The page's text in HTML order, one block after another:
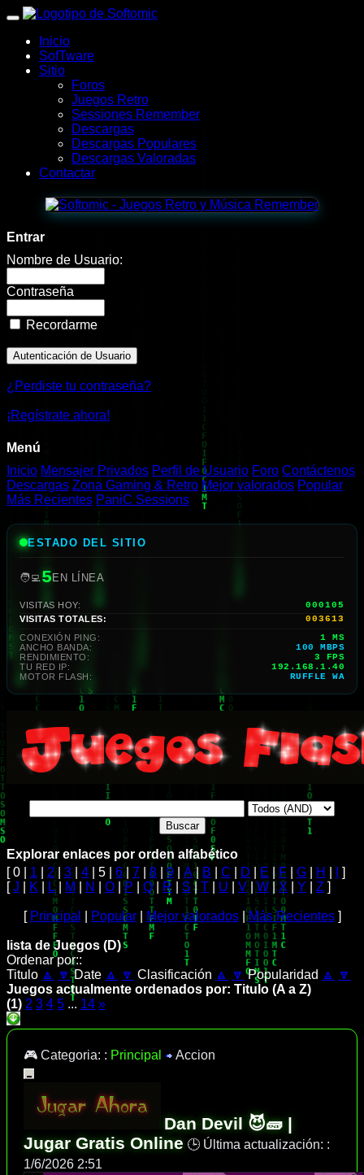
wWw.SofTomiC.org
Zona
Gaming
Retro
lista
de
Juegos
(D)
Inicio
SofTware
Sitio
Foros
Juegos Retro
Sessiones Remember
Descargas
Descargas Populares
Descargas Valoradas
Contactar
Entrar
Nombre de Usuario:
Contraseña
Recordarme
¿Perdiste tu contraseña?
¡Regístrate ahora!
Menú
Inicio Mensajer Privados Perfil de Usuario Foro Contáctenos
Descargas Zona Gaming & Retro Mejor valorados Popular
Más Recientes PaniC Sessions
ESTADO DEL SITIO
🧑‍💻 5EN LÍNEA
VISITAS HOY:
000105
VISITAS TOTALES:
003613
CONEXIÓN PING:
1 MS
ANCHO BANDA:
100 MBPS
RENDIMIENTO:
3 FPS
TU RED IP:
192.168.1.40
MOTOR FLASH:
RUFFLE WA
Explorar enlaces por orden alfabético
[ 0 | 1 2| 3 4 | 5 | 6| 7 8 9 A| B C D E | F G H
]
[J K L| M N O |P Q| R S|T U V|W | X Y Z ]
[ Principal Popular| Mejor valorados|Más Recientes]
lista de Juegos (D)
Ordenar por::
Titulo 🔼 🔽 Date 🔼 🔽 Clasificación 🔼 🔽 Popularidad 🔼
🔽
Juegos actualmente ordenados por: Titulo (A a Z)
(1) 2 3 4 5 ... 14 »
🎮 Categoria: : Principal Accion
Dan Devil 😈🧱 |
Jugar Gratis Online 🕒 Última actualización: :
1/6/2026 2:51